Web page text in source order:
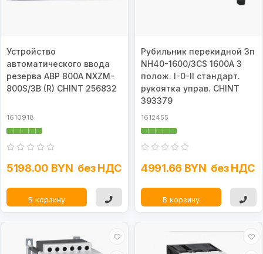
Устройство
автоматического ввода
резерва АВР 800А NXZM-
800S/3B (R) CHINT 256832
1610918
5198.00 BYN без НДС
В корзину
Рубильник перекидной 3п
NH40-1600/3CS 1600А 3
полож. I-0-II стандарт.
рукоятка управ. CHINT
393379
1612455
4991.66 BYN без НДС
В корзину